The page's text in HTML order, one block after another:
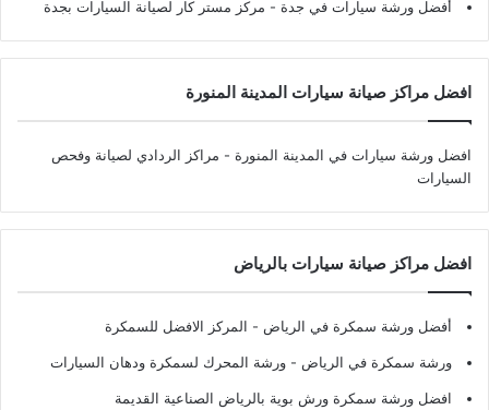
أفضل ورشة سيارات في جدة - مركز مستر كار لصيانة السيارات بجدة
افضل مراكز صيانة سيارات المدينة المنورة
افضل ورشة سيارات في المدينة المنورة - مراكز الردادي لصيانة وفحص
السيارات
افضل مراكز صيانة سيارات بالرياض
أفضل ورشة سمكرة في الرياض - المركز الافضل للسمكرة
ورشة سمكرة في الرياض - ورشة المحرك لسمكرة ودهان السيارات
افضل ورشة سمكرة ورش بوية بالرياض الصناعية القديمة